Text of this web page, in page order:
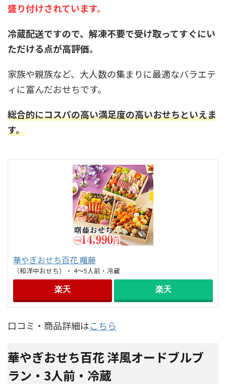
盛り付けされています。
冷蔵配送ですので、解凍不要で受け取ってすぐにい
ただける点が高評価。
家族や親族など、大人数の集まりに最適なバラエテ
ィに富んだおせちです。
総合的にコスパの高い満足度の高いおせちといえま
す。
華やぎおせち百花 曙藤
（和洋中おせち）・ 4～5人前・冷蔵
楽天 楽天
口コミ・商品詳細はこちら
華やぎおせち百花 洋風オードブルブ
ラン・3人前・冷蔵